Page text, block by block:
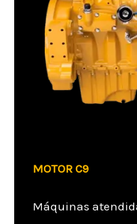
MOTOR C9
Máquinas